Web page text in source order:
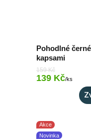
Pohodlné
kapsami
159 Kč
139 Kč/ks
Akce
Novinka